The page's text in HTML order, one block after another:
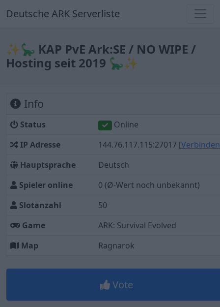
Deutsche ARK Serverliste
✨🦕 KAP PvE Ark:SE / NO WIPE /
Hosting seit 2019 🦕✨
Info
Status
Online
IP Adresse
144.76.117.115:27017 [Verbinden
Hauptsprache
Deutsch
Spieler online
0 (Ø-Wert noch unbekannt)
Slotanzahl
50
Game
ARK: Survival Evolved
Map
Ragnarok
Vote